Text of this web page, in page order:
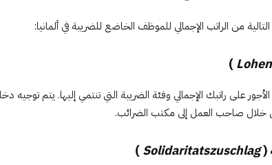
من الراتب الإجمالي للموظف الخاضع للضريبة في ألمانيا:
)
على راتبك الإجمالي وفئة الضريبة التي تنتمي إليها. يتم
خلال صاحب العمل إلى مكتب الضرائب.
(
Solidaritatszuschlag
)